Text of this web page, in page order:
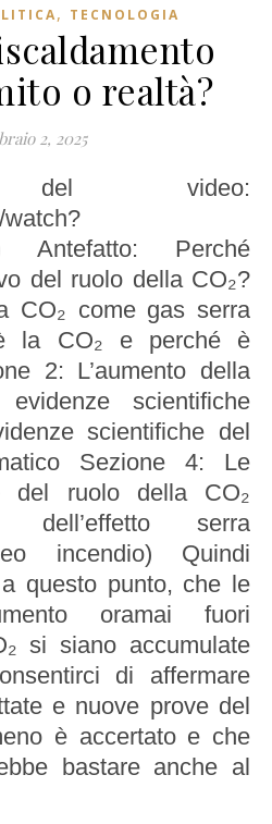
, TECNOLOGIA
o realtà?
2, 2025
Antefatto: Perché
del ruolo della CO₂?
CO₂ come gas serra
la CO₂ e perché è
2: L’aumento della
scientifiche
scientifiche del
Sezione 4: Le
del ruolo della CO₂
dell’effetto serra
incendio) Quindi
questo punto, che le
oramai fuori
si siano accumulate
di affermare
e nuove prove del
è accertato e che
bastare anche al